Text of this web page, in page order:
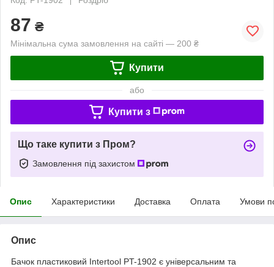
87 ₴
Мінімальна сума замовлення на сайті — 200 ₴
Купити
або
Купити з
Що таке купити з Пром?
Замовлення під захистом
Опис Характеристики Доставка Оплата Умови
Опис
Бачок пластиковий Intertool PT-1902 є універсальним та